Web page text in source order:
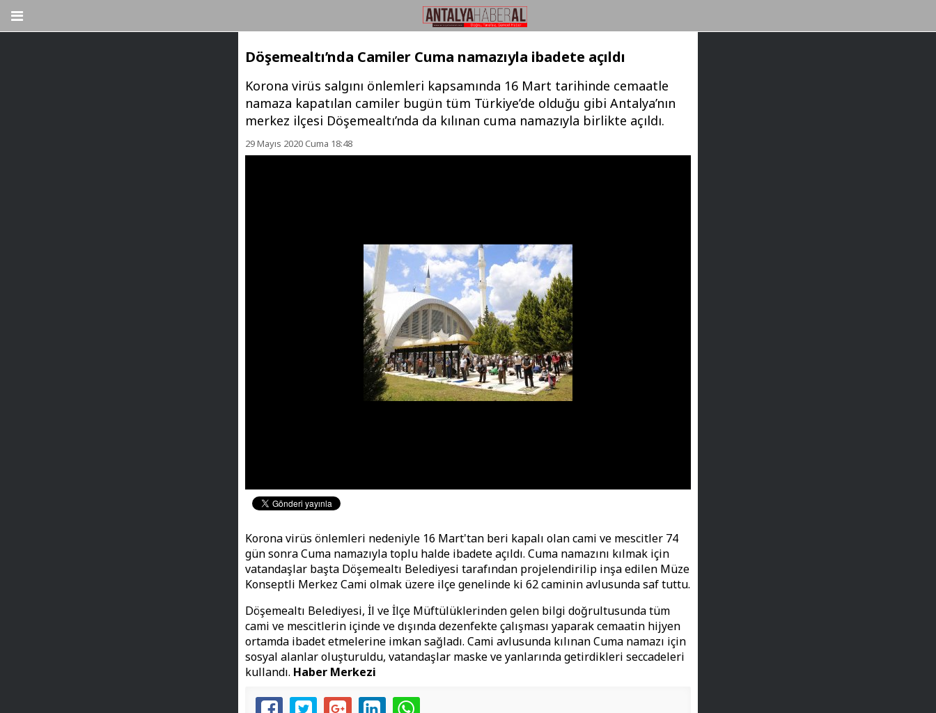
Döşemealtı’nda Camiler Cuma namazıyla ibadete açıldı
Korona virüs salgını önlemleri kapsamında 16 Mart tarihinde cemaatle
namaza kapatılan camiler bugün tüm Türkiye’de olduğu gibi Antalya’nın
merkez ilçesi Döşemealtı’nda da kılınan cuma namazıyla birlikte açıldı.
29 Mayıs 2020 Cuma 18:48
Korona virüs önlemleri nedeniyle 16 Mart'tan beri kapalı olan cami ve mescitler 74
gün sonra Cuma namazıyla toplu halde ibadete açıldı. Cuma namazını kılmak için
vatandaşlar başta Döşemealtı Belediyesi tarafından projelendirilip inşa edilen Müze
Konseptli Merkez Cami olmak üzere ilçe genelinde ki 62 caminin avlusunda saf tuttu.
Döşemealtı Belediyesi, İl ve İlçe Müftülüklerinden gelen bilgi doğrultusunda tüm
cami ve mescitlerin içinde ve dışında dezenfekte çalışması yaparak cemaatin hijyen
ortamda ibadet etmelerine imkan sağladı. Cami avlusunda kılınan Cuma namazı için
sosyal alanlar oluşturuldu, vatandaşlar maske ve yanlarında getirdikleri seccadeleri
kullandı. Haber Merkezi